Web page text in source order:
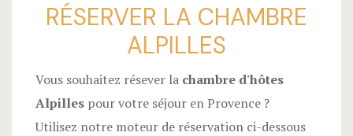
RÉSERVER LA CHAMBRE
ALPILLES
Vous souhaitez résever la chambre d'hôtes
Alpilles pour votre séjour en Provence ?
Utilisez notre moteur de réservation ci-dessous